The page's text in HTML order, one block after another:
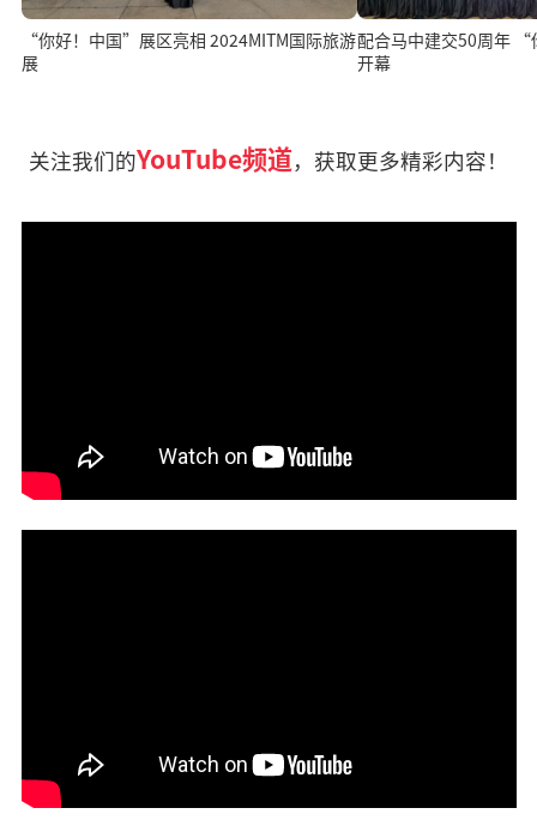
“你好！中国”展区亮相 2024MITM国际旅游
展
配合马中建交50周年
开幕
关注我们的YouTube频道，获取更多精彩内容！